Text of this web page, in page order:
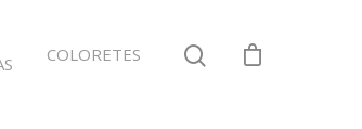
COLORETES